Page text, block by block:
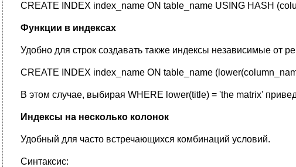
CREATE INDEX index_name ON table_name USING HASH
Функции в индексах
Удобно для строк создавать также индексы независимые от
CREATE INDEX index_name ON table_name
В этом случае, выбирая WHERE lower(title) = 'the matrix'
Индексы на несколько колонок
Удобный для часто встречающихся комбинаций условий.
Синтаксис: